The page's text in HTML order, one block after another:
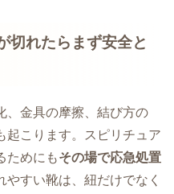
切れたらまず安全と
、金具の摩擦、結び方の
起こります。スピリチュア
ためにもその場で応急処置
すい靴は、紐だけでなく